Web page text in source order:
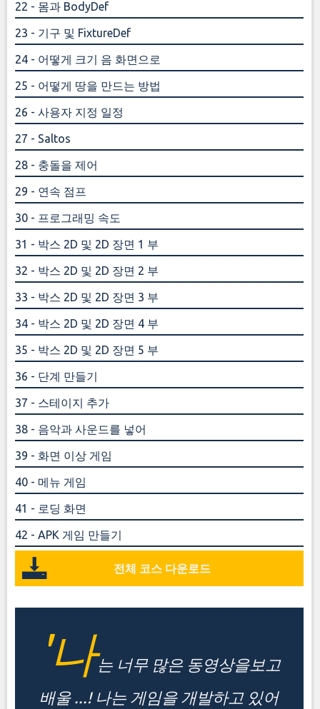
22 - 몸과 BodyDef
23 - 기구 및 FixtureDef
24 - 어떻게 크기 음 화면으로
25 - 어떻게 땅을 만드는 방법
26 - 사용자 지정 일정
27 - Saltos
28 - 충돌을 제어
29 - 연속 점프
30 - 프로그래밍 속도
31 - 박스 2D 및 2D 장면 1 부
32 - 박스 2D 및 2D 장면 2 부
33 - 박스 2D 및 2D 장면 3 부
34 - 박스 2D 및 2D 장면 4 부
35 - 박스 2D 및 2D 장면 5 부
36 - 단계 만들기
37 - 스테이지 추가
38 - 음악과 사운드를 넣어
39 - 화면 이상 게임
40 - 메뉴 게임
41 - 로딩 화면
42 - APK 게임 만들기
전체 코스 다운로드
'나는 너무 많은 동영상을보고
배울 ...! 나는 게임을 개발하고 있어